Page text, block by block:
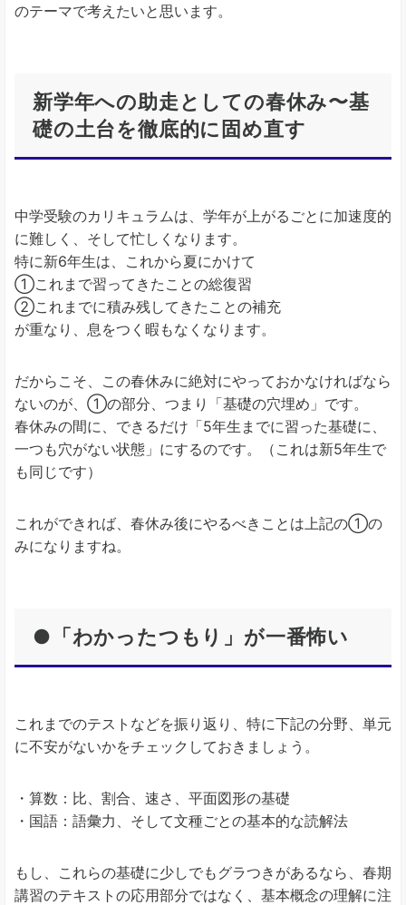
のテーマで考えたいと思います。
新学年への助走としての春休み〜基
礎の土台を徹底的に固め直す
中学受験のカリキュラムは、学年が上がるごとに加速度的
に難しく、そして忙しくなります。
特に新6年生は、これから夏にかけて
①これまで習ってきたことの総復習
②これまでに積み残してきたことの補充
が重なり、息をつく暇もなくなります。
だからこそ、この春休みに絶対にやっておかなければなら
ないのが、①の部分、つまり「基礎の穴埋め」です。
春休みの間に、できるだけ「5年生までに習った基礎に、
一つも穴がない状態」にするのです。（これは新5年生で
も同じです）
これができれば、春休み後にやるべきことは上記の①の
みになりますね。
●「わかったつもり」が一番怖い
これまでのテストなどを振り返り、特に下記の分野、単元
に不安がないかをチェックしておきましょう。
・算数：比、割合、速さ、平面図形の基礎
・国語：語彙力、そして文種ごとの基本的な読解法
もし、これらの基礎に少しでもグラつきがあるなら、春期
講習のテキストの応用部分ではなく、基本概念の理解に注